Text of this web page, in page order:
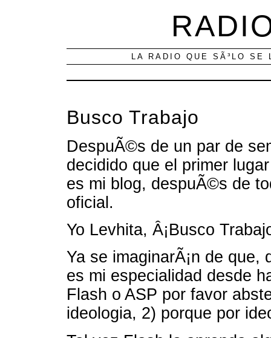
LA RADIO QUE SÃ³LO
Busco Trabajo
DespuÃ©s de un par de
decidido que el primer
es mi blog, despuÃ©s de
oficial.
Yo Levhita, Â¡Busco
Ya se imaginarÃ¡n de que,
es mi especialidad desde
Flash o ASP por favor
ideologia, 2) porque por